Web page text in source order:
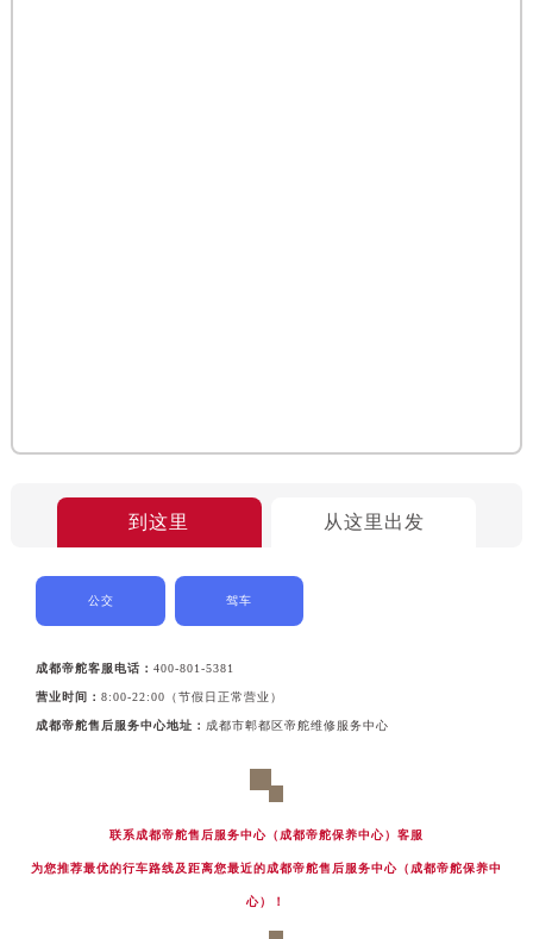
到这里 从这里出发
公交 驾车
成都帝舵客服电话：400-801-5381
营业时间：8:00-22:00（节假日正常营业）
成都帝舵售后服务中心地址： 成都市郫都区帝舵维修服务中心
联系成都帝舵售后服务中心（成都帝舵保养中心）客服
为您推荐最优的行车路线及距离您最近的成都帝舵售后服务中心（成都帝舵保养中
心）！